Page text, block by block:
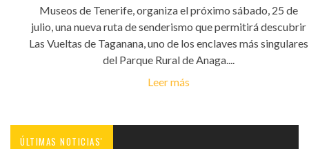
Museos de Tenerife, organiza el próximo sábado, 25 de
julio, una nueva ruta de senderismo que permitirá descubrir
Las Vueltas de Taganana, uno de los enclaves más singulares
del Parque Rural de Anaga....
Leer más
ÚLTIMAS NOTICIAS'